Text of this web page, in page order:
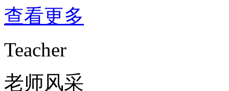
查看更多
Teacher
老师风采